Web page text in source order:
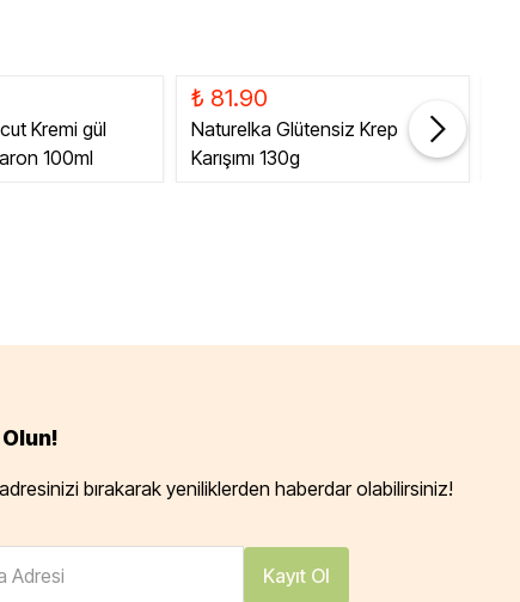
Kremi gül
100ml
₺ 81.90
Naturelka Glütensiz Krep
Karışımı 130g
bırakarak yeniliklerden haberdar olabilirsiniz!
Adresi Kayıt Ol